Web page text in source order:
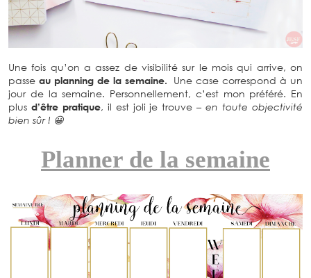
Une fois qu’on a assez de visibilité sur le mois qui arrive, on
passe au planning de la semaine.
Une case correspond à un
jour de la semaine. Personnellement, c’est mon préféré. En
plus d’être pratique, il est joli je trouve– en toute objectivité
bien sûr ! 😀
Planner de la semaine